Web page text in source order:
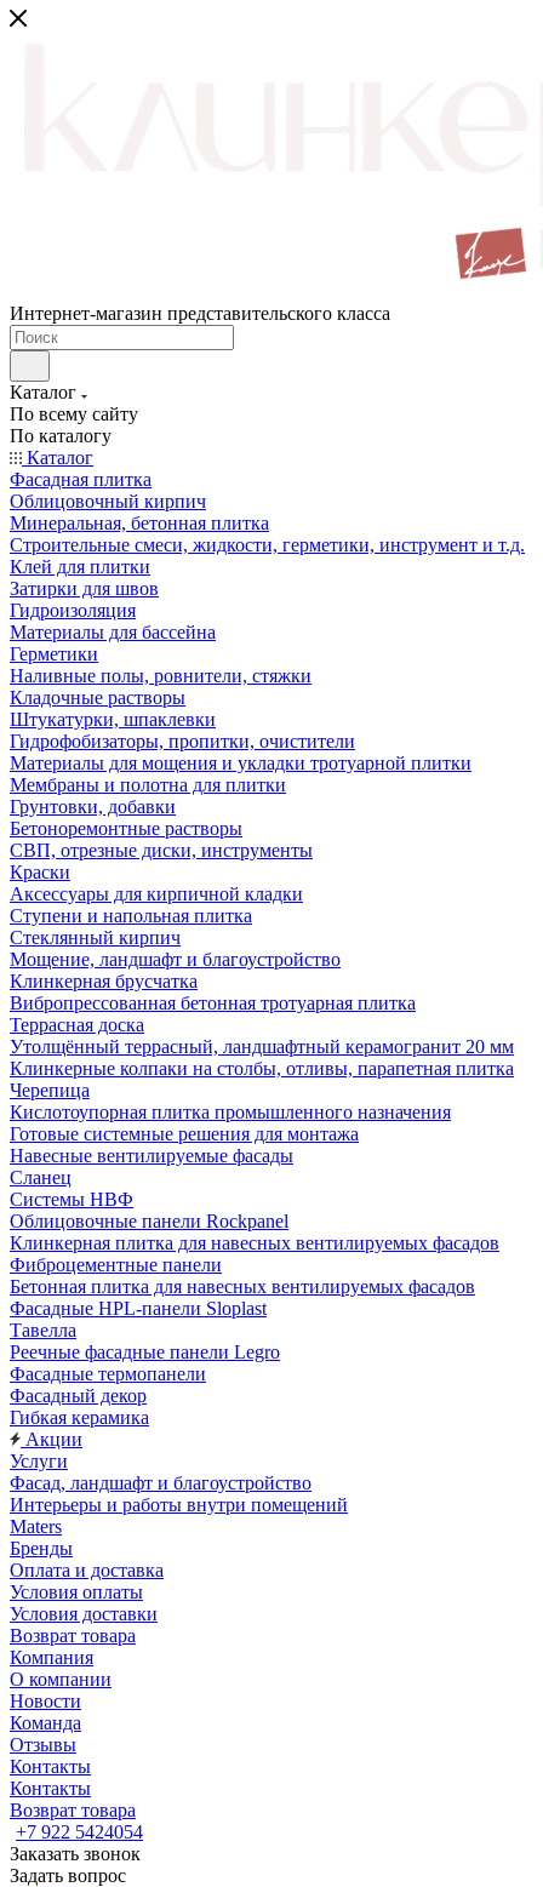
Интернет-магазин представительского класса
Каталог
По всему сайту
По каталогу
Каталог
Фасадная плитка
Облицовочный кирпич
Минеральная, бетонная плитка
Строительные смеси, жидкости, герметики, инструмент и т.д.
Клей для плитки
Затирки для швов
Гидроизоляция
Материалы для бассейна
Герметики
Наливные полы, ровнители, стяжки
Кладочные растворы
Штукатурки, шпаклевки
Гидрофобизаторы, пропитки, очистители
Материалы для мощения и укладки тротуарной плитки
Мембраны и полотна для плитки
Грунтовки, добавки
Бетоноремонтные растворы
СВП, отрезные диски, инструменты
Краски
Аксессуары для кирпичной кладки
Ступени и напольная плитка
Cтеклянный кирпич
Мощение, ландшафт и благоустройство
Клинкерная брусчатка
Вибропрессованная бетонная тротуарная плитка
Террасная доска
Утолщённый террасный, ландшафтный керамогранит 20 мм
Клинкерные колпаки на столбы, отливы, парапетная плитка
Черепица
Кислотоупорная плитка промышленного назначения
Готовые системные решения для монтажа
Навесные вентилируемые фасады
Сланец
Системы НВФ
Облицовочные панели Rockpanel
Клинкерная плитка для навесных вентилируемых фасадов
Фиброцементные панели
Бетонная плитка для навесных вентилируемых фасадов
Фасадные HPL-панели Sloplast
Тавелла
Реечные фасадные панели Legro
Фасадные термопанели
Фасадный декор
Гибкая керамика
Акции
Услуги
Фасад, ландшафт и благоустройство
Интерьеры и работы внутри помещений
Maters
Бренды
Оплата и доставка
Условия оплаты
Условия доставки
Возврат товара
Компания
О компании
Новости
Команда
Отзывы
Контакты
Контакты
Возврат товара
+7 922 5424054
Заказать звонок
Задать вопрос